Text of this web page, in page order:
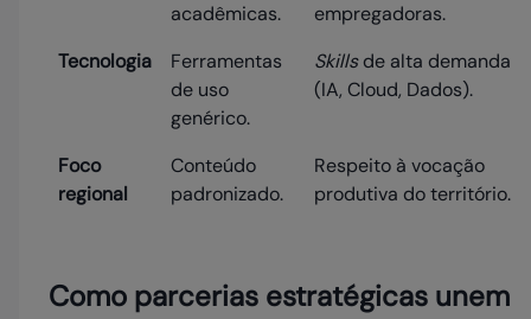
acadêmicas.
empregadoras.
Tecnologia
Ferramentas
de uso
genérico.
Skillsde alta demanda
(IA, Cloud, Dados).
Foco
regional
Conteúdo
padronizado.
Respeito à vocação
produtiva do território.
Como parcerias estratégicas unem